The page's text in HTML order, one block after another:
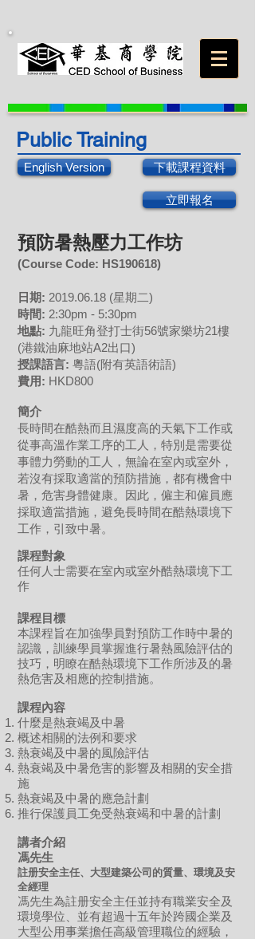
Public Training
English Version 下載課程資料
立即報名
預防暑熱壓力工作坊
(Course Code: HS190618)
日期: 2019.06.18 (星期二)
時間: 2:30pm - 5:30pm
地點: 九龍旺角登打士街56號家樂坊21樓
(港鐵油麻地站A2出口)
授課語言: 粵語(附有英語術語)
費用: HKD800
簡介
長時間在酷熱而且濕度高的天氣下工作或
從事高溫作業工序的工人，特別是需要從
事體力勞動的工人，無論在室內或室外，
若沒有採取適當的預防措施，都有機會中
暑，危害身體健康。因此，僱主和僱員應
採取適當措施，避免長時間在酷熱環境下
工作，引致中暑。
課程對象
任何人士需要在室內或室外酷熱環境下工
作
課程目標
​本課程旨在加強學員對預防工作時中暑的
認識，訓練學員掌握進行暑熱風險評估的
技巧，明瞭在酷熱環境下工作所涉及的暑
熱危害及相應的控制措施。
課程內容
什麼是熱衰竭及中暑
概述相關的法例和要求
熱衰竭及中暑的風險評估
熱衰竭及中暑危害的影響及相關的安全措
施
熱衰竭及中暑的應急計劃
推行保護員工免受熱衰竭和中暑的計劃
講者介紹
馮先生
註册安全主任、大型建築公司的質量、環境及安
全經理
馮先生為註册安全主任並持有職業安全及
環境學位、並有超過十五年於跨國企業及
大型公用事業擔任高級管理職位的經驗，